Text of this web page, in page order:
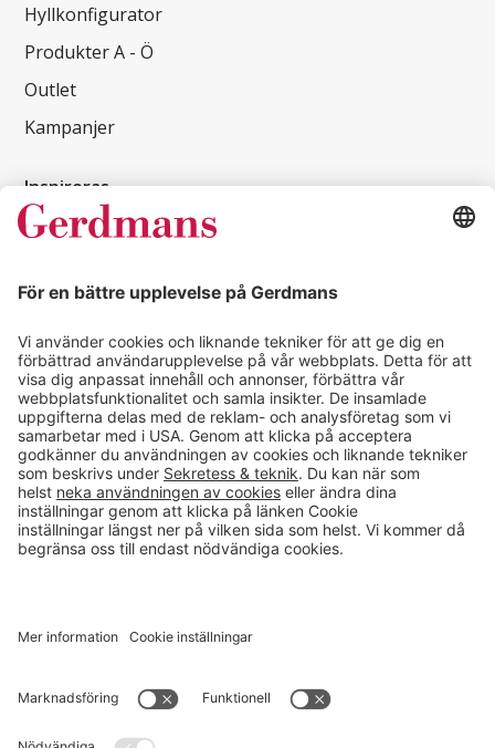
Hyllkonfigurator
Produkter A - Ö
Outlet
Kampanjer
Inspireras
Kundcase
Läsvärt
Kontakt
info@gerdmans.se
0433-740 80
Kundservice öppettider
Vardagar 07.30-17.00
© 2026 Gerdmans Inredningar AB Alla priser är exklusive moms.
Cookie inställningar